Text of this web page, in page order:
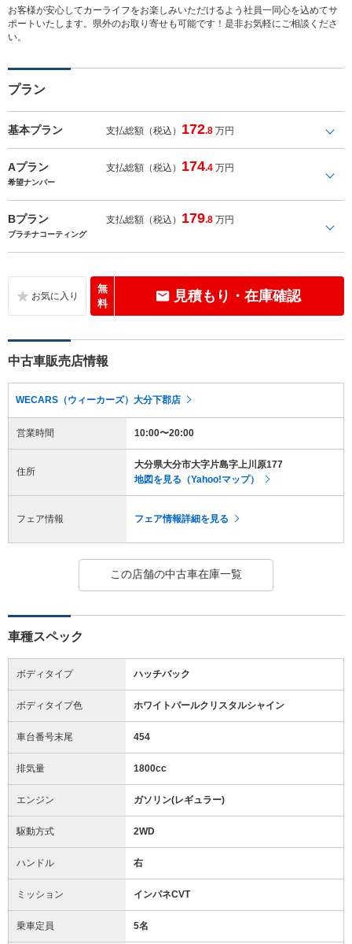
お客様が安心してカーライフをお楽しみいただけるよう社員一同心を込めてサ
ポートいたします。県外のお取り寄せも可能です！是非お気軽にご相談くださ
い。
プラン
基本プラン 支払総額（税込） 172.8 万円
Aプラン 支払総額（税込） 174.4 万円
希望ナンバー
Bプラン 支払総額（税込） 179.8 万円
プラチナコーティング
無
料
見積もり・在庫確認
中古車販売店情報
WECARS（ウィーカーズ）大分下郡店
営業時間 10:00〜20:00
住所
大分県大分市大字片島字上川原177
地図を見る（Yahoo!マップ）
フェア情報 フェア情報詳細を見る
この店舗の中古車在庫一覧
車種スペック
ボディタイプ ハッチバック
ボディタイプ色 ホワイトパールクリスタルシャイン
車台番号末尾 454
排気量 1800cc
エンジン ガソリン(レギュラー)
駆動方式 2WD
ハンドル 右
ミッション インパネCVT
乗車定員 5名